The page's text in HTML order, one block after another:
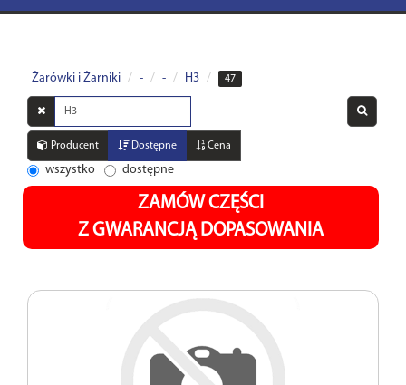
Żarówki i Żarniki - - H3 47
Wyszukaj
w
opisachProducent Dostępne Cena
wszystko dostępne
ZAMÓW CZĘŚCI
Z GWARANCJĄ DOPASOWANIA